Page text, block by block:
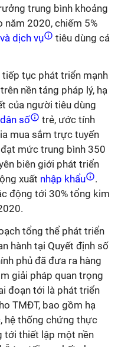
trung bình khoảng
năm 2020, chiếm 5%
dịch vụ
tiêu dùng cả
tục phát triển mạnh
nền tảng pháp lý, hạ
của người tiêu dùng
số
trẻ, ước tính
mua sắm trực tuyến
mức trung bình 350
biên giới phát triển
xuất nhập khẩu
.
động tới 30% tổng kim
tổng thể phát triển
hành tại Quyết định số
phủ đã đưa ra hàng
giải pháp quan trọng
đoạn tới là phát triển
TMĐT, bao gồm hạ
hệ thống chứng thực
tới thiết lập một nền